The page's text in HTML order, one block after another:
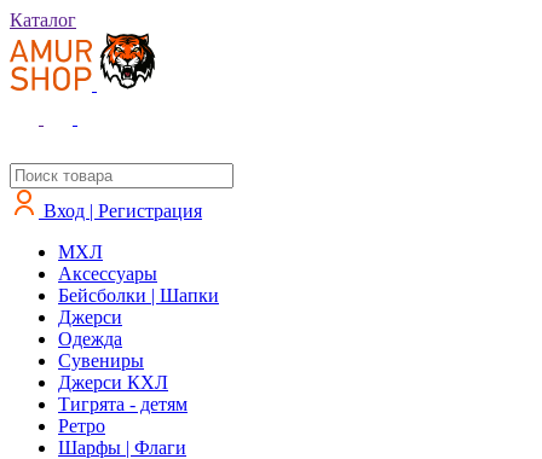
Каталог
Вход | Регистрация
MXЛ
Аксессуары
Бейсболки | Шапки
Джерси
Одежда
Сувениры
Джерси КХЛ
Тигрята - детям
Ретро
Шарфы | Флаги